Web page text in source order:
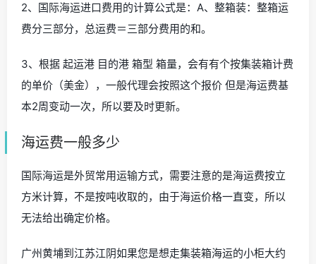
2、国际海运进口费用的计算公式是：A、整箱装：整箱运
费分三部分，总运费＝三部分费用的和。
3、根据 起运港 目的港 箱型 箱量，会有有个按集装箱计费
的单价（美金），一般代理会按照这个报价 但是海运费基
本2周变动一次，所以要及时更新。
海运费一般多少
国际海运是外贸常用运输方式，需要注意的是海运费按立
方米计算，不是按吨收取的，由于海运价格一直变，所以
无法给出确定价格。
广州黄埔到江苏江阴如果您是想走集装箱海运的小柜大约